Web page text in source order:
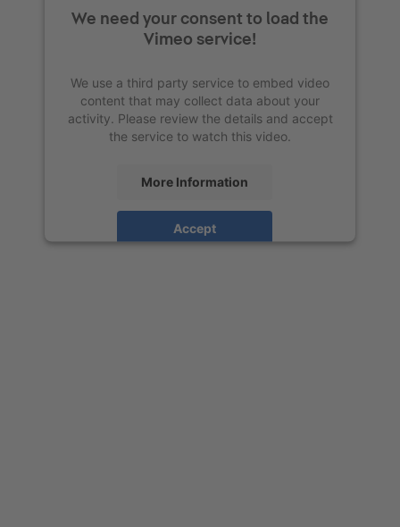
We need your consent to load the
Vimeo service!
We use a third party service to embed video
content that may collect data about your
activity. Please review the details and accept
the service to watch this video.
More Information
Accept